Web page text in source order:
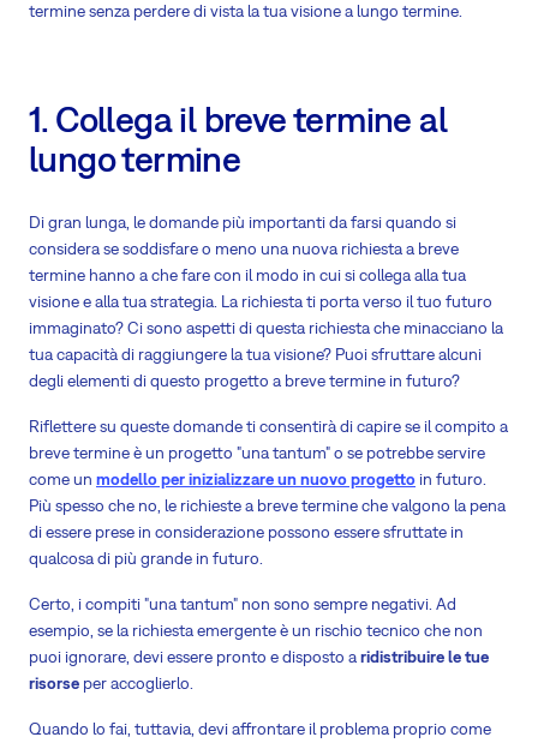
termine senza perdere di vista la tua visione a lungo termine.
1. Collega il breve termine al
lungo termine
Di gran lunga, le domande più importanti da farsi quando si
considera se soddisfare o meno una nuova richiesta a breve
termine hanno a che fare con il modo in cui si collega alla tua
visione e alla tua strategia. La richiesta ti porta verso il tuo futuro
immaginato? Ci sono aspetti di questa richiesta che minacciano la
tua capacità di raggiungere la tua visione? Puoi sfruttare alcuni
degli elementi di questo progetto a breve termine in futuro?
Riflettere su queste domande ti consentirà di capire se il compito a
breve termine è un progetto "una tantum" o se potrebbe servire
come un modello per inizializzare un nuovo progetto in futuro.
Più spesso che no, le richieste a breve termine che valgono la pena
di essere prese in considerazione possono essere sfruttate in
qualcosa di più grande in futuro.
Certo, i compiti "una tantum" non sono sempre negativi. Ad
esempio, se la richiesta emergente è un rischio tecnico che non
puoi ignorare, devi essere pronto e disposto aridistribuire le tue
risorse per accoglierlo.
Quando lo fai, tuttavia, devi affrontare il problema proprio come